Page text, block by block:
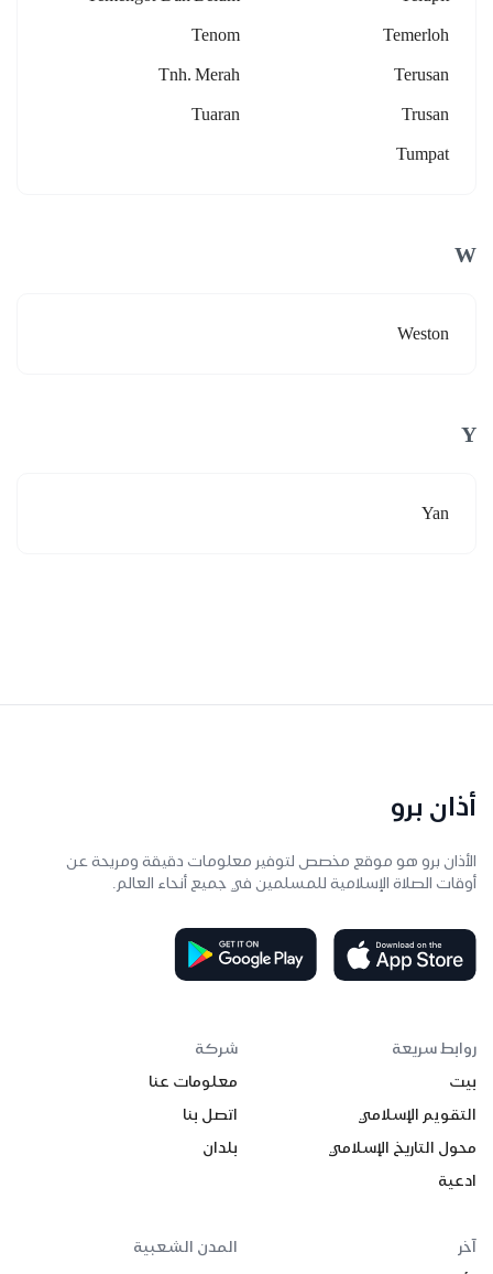
Temerloh
Tenom
Terusan
Tnh. Merah
Trusan
Tuaran
Tumpat
W
Weston
Y
Yan
أذان برو
الأذان برو هو موقع مخصص لتوفير معلومات دقيقة ومريحة عن
أوقات الصلاة الإسلامية للمسلمين في جميع أنحاء العالم.
روابط سريعة
بيت
التقويم الإسلامي
محول التاريخ الإسلامي
ادعية
شركة
معلومات عنا
اتصل بنا
بلدان
آخر
المدن الشعبية